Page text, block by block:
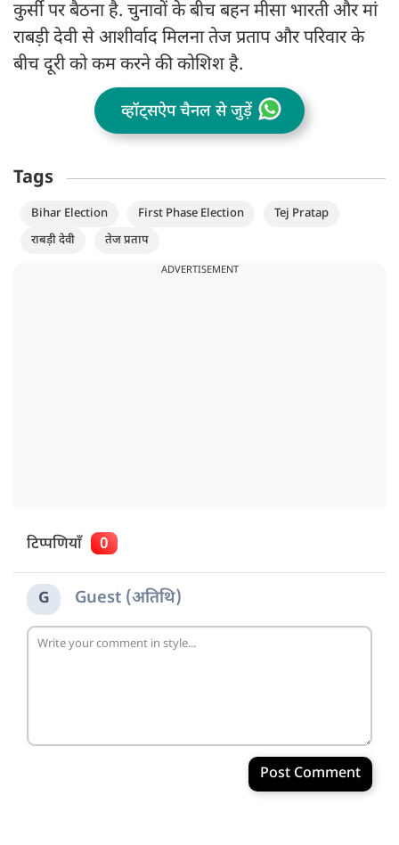
कुर्सी पर बैठना है. चुनावों के बीच बहन मीसा भारती और मां
राबड़ी देवी से आशीर्वाद मिलना तेज प्रताप और परिवार के
बीच दूरी को कम करने की कोशिश है.
व्हॉट्सऐप चैनल से जुड़ें
Tags
Bihar Election First Phase Election
Tej Pratap
राबड़ी देवी
तेज प्रताप
ADVERTISEMENT
टिप्पणियाँ 0
G Guest (अतिथि)
Post Comment